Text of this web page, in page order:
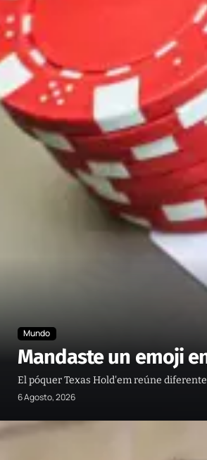
Mundo
Mandaste un emoji
El póquer Texas Hold'em reúne
6 Agosto, 2026